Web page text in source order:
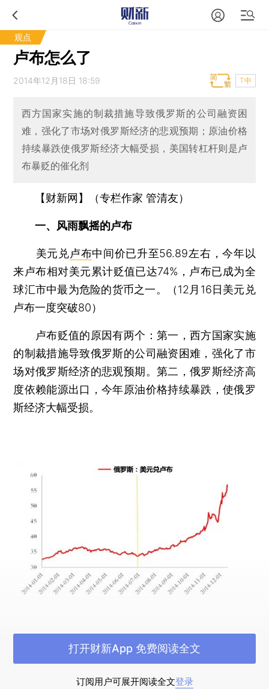
观点
卢布怎么了
2014年12月18日 18:59 T中
西方国家实施的制裁措施导致俄罗斯的公司融资困
难，强化了市场对俄罗斯经济的悲观预期；原油价格
持续暴跌使俄罗斯经济大幅受损，美国转杠杆则是卢
布暴贬的催化剂
【财新网】（专栏作家 管清友）
一、风雨飘摇的卢布
美元兑卢布中间价已升至56.89左右，今年以
来卢布相对美元累计贬值已达74%，卢布已成为全
球汇市中最为危险的货币之一。（12月16日美元兑
卢布一度突破80）
卢布贬值的原因有两个：第一，西方国家实施
的制裁措施导致俄罗斯的公司融资困难，强化了市
场对俄罗斯经济的悲观预期。第二，俄罗斯经济高
度依赖能源出口，今年原油价格持续暴跌，使俄罗
斯经济大幅受损。
受“乌克兰危机”影响，今年3月欧美等国家逐步
联合对俄实施制裁，目前制裁范围已经扩大到能
订阅用户可展开阅读全文登录
打开财新App 免费阅读全文